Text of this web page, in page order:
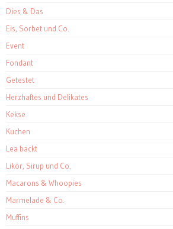
Dies & Das
Eis, Sorbet und Co.
Event
Fondant
Getestet
Herzhaftes und Delikates
Kekse
Kuchen
Lea backt
Likör, Sirup und Co.
Macarons & Whoopies
Marmelade & Co.
Muffins